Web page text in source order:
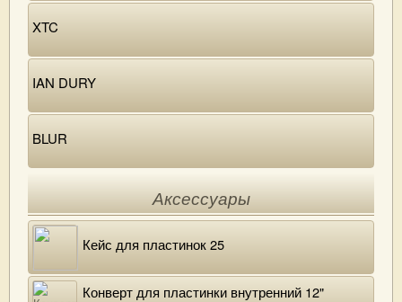
XTC
IAN DURY
BLUR
Аксессуары
Кейс для пластинок 25
Конверт для пластинки внутренний 12"